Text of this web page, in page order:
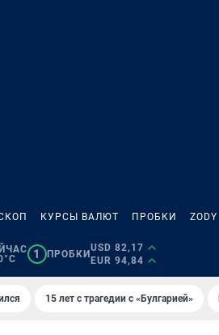
КУРСЫ ВАЛЮТ ПРОБКИ ZODY
1 ПРОБКИ
USD 82,17
EUR 94,84
15 лет с трагедии с «Булгарией»